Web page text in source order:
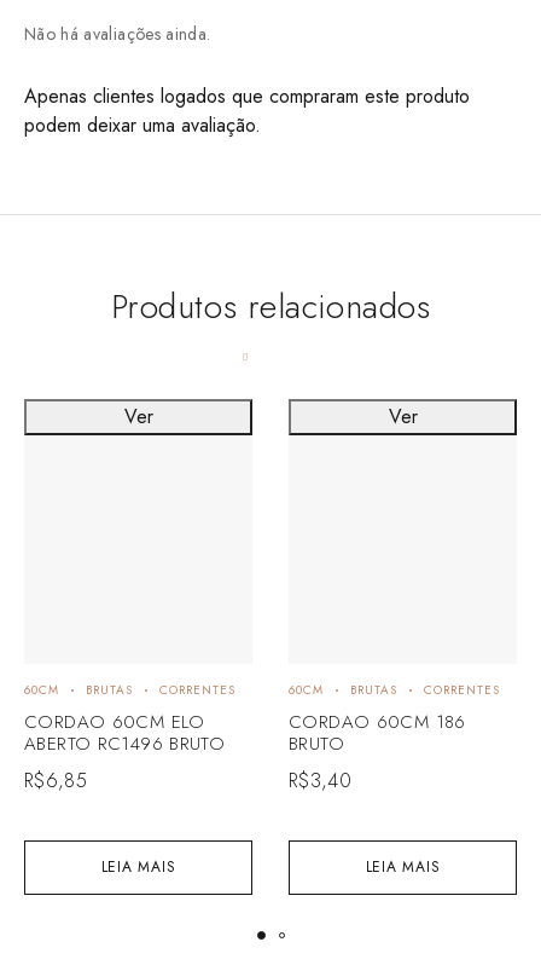
Não há avaliações ainda.
Apenas clientes logados que compraram este produto
podem deixar uma avaliação.
Produtos relacionados
LEIA MAIS
60CM BRUTAS CORRENTES
CORDAO 60CM ELO
ABERTO RC1496 BRUTO
R$6,85
Ver
LEIA MAIS
60CM BRUTAS CORRENTES
CORDAO 60CM 186
BRUTO
R$3,40
Ver